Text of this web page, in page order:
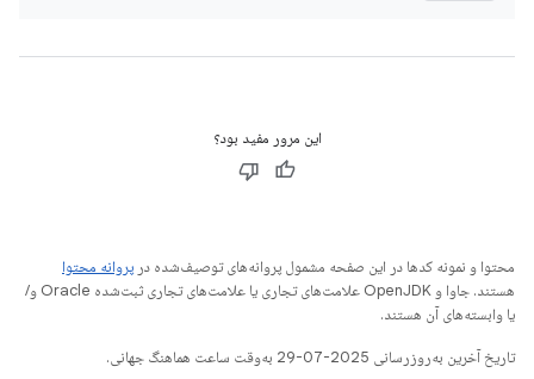
این مرور مفید بود؟
محتوا و نمونه کدها در این صفحه مشمول پروانه‌های توصیف‌شده در پروانه محتوا
هستند. جاوا و OpenJDK علامت‌های تجاری یا علامت‌های تجاری ثبت‌شده Oracle و/
یا وابسته‌های آن هستند.
تاریخ آخرین به‌روزرسانی 2025-07-29 به‌وقت ساعت هماهنگ جهانی.